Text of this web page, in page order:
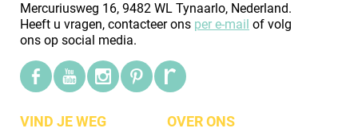
Mercuriusweg 16, 9482 WL Tynaarlo, Nederland.
Heeft u vragen, contacteer ons per e-mail of volg
ons op social media.
VIND JE WEG OVER ONS